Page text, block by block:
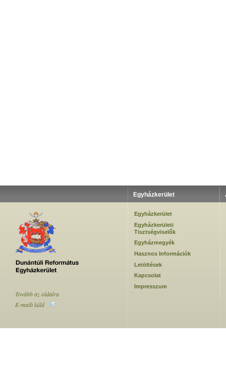
Egyházkerület
Egyházkerület
Egyházkerületi
Tisztségviselők
Egyházmegyék
Hasznos Információk
Letöltések
Kapcsolat
Impresszum
Tovább az oldalra
E-mailt küld